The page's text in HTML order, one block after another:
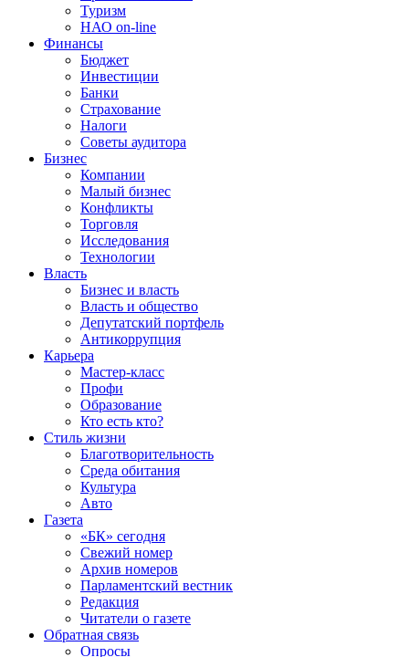
Туризм
НАО on-line
Финансы
Бюджет
Инвестиции
Банки
Страхование
Налоги
Советы аудитора
Бизнес
Компании
Малый бизнес
Конфликты
Торговля
Исследования
Технологии
Власть
Бизнес и власть
Власть и общество
Депутатский портфель
Антикоррупция
Карьера
Мастер-класс
Профи
Образование
Кто есть кто?
Стиль жизни
Благотворительность
Среда обитания
Культура
Авто
Газета
«БК» сегодня
Свежий номер
Архив номеров
Парламентский вестник
Редакция
Читатели о газете
Обратная связь
Опросы